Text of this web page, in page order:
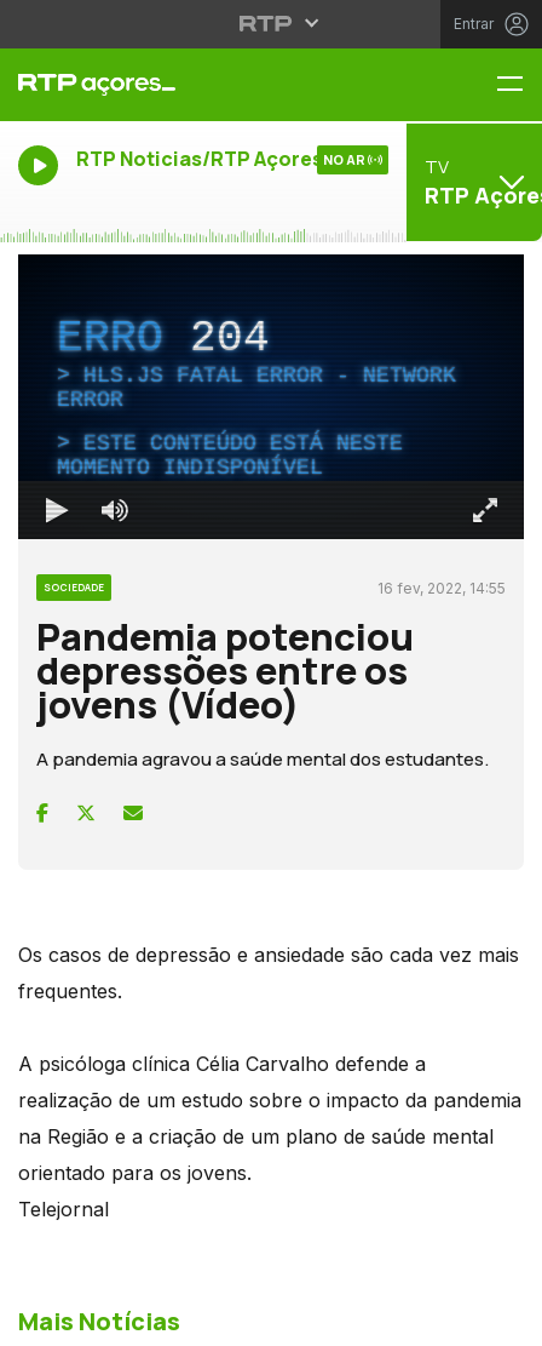
Entrar
RTP Noticias/RTP Açores NO AR TV
RTP
ERRO204
HLS.JS FATAL ERROR - NETWORK
ERROR
ESTE CONTEÚDO ESTÁ NESTE
MOMENTO INDISPONÍVEL
SOCIEDADE 16 fev, 2022, 14:55
Pandemia potenciou
depressões entre os
jovens (Vídeo)
A pandemia agravou a saúde mental dos estudantes.
Os casos de depressão e ansiedade são cada vez mais
frequentes.
A psicóloga clínica Célia Carvalho defende a
realização de um estudo sobre o impacto da pandemia
na Região e a criação de um plano de saúde mental
orientado para os jovens.
Telejornal
Mais Notícias